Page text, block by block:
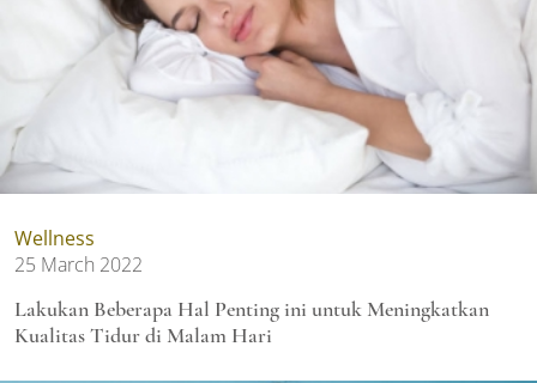
Wellness
25 March 2022
Lakukan Beberapa Hal Penting ini untuk Meningkatkan
Kualitas Tidur di Malam Hari